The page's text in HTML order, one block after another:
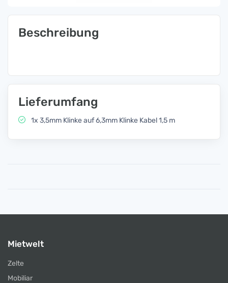
Beschreibung
Lieferumfang
1x 3,5mm Klinke auf 6,3mm Klinke Kabel 1,5 m
Mietwelt
Zelte
Mobiliar